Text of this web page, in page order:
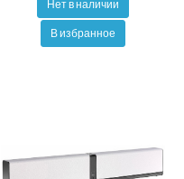
Нет в наличии
В избранное